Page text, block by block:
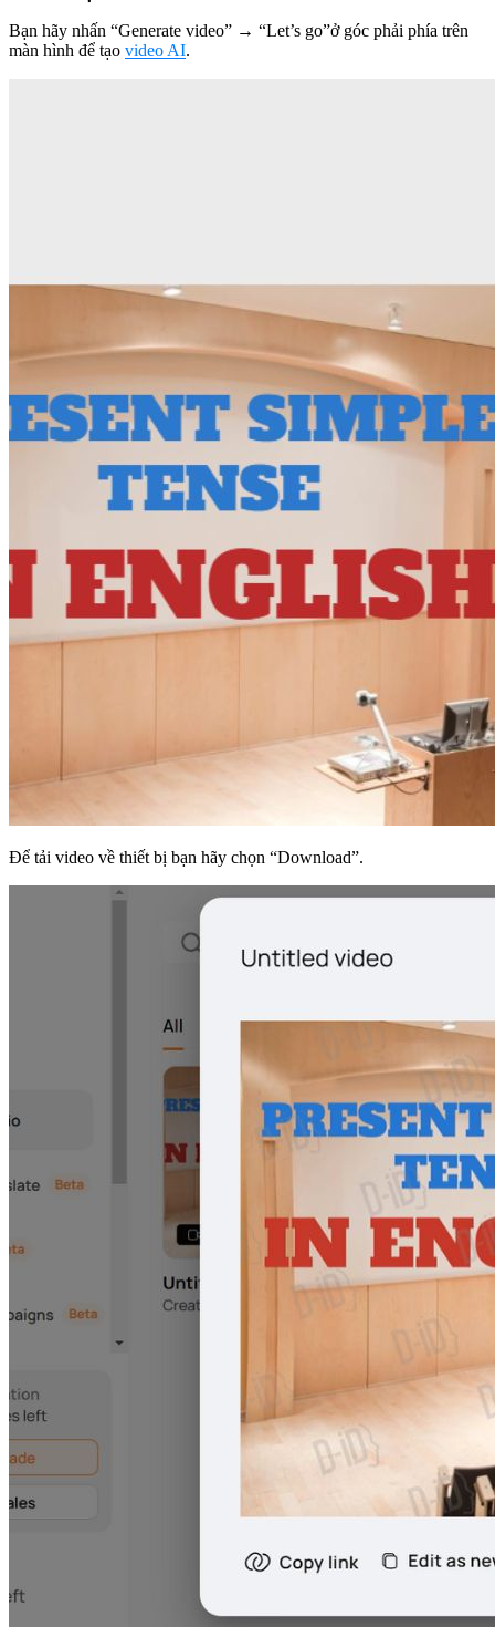
Bạn hãy nhấn “Generate video” → “Let’s go”ở góc phải phía trên
màn hình để tạo video AI.
Để tải video về thiết bị bạn hãy chọn “Download”.